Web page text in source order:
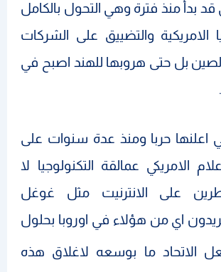
بدأ منذ فترة وهي التحول بالكامل
الامريكية والتضييق على الشركات
بل حتى هروبها للهند اصبح في
اعلنها حربا ومنذ عدة سنوات على
الامريكي عمالقة التكنولوجيا لا
على الانترنيت مثل غوغل
يريدون اي من هؤلاء في اوروبا بحلول
الاتحاد ما بوسعه لاغلاق هذه